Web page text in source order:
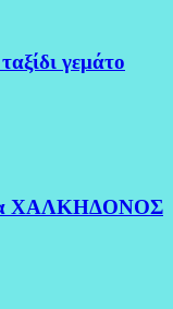
γεμάτο
ΧΑΛΚΗΔΟΝΟΣ